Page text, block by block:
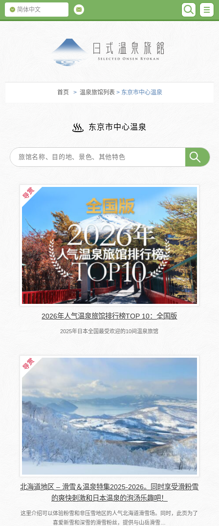
简体中文
首页 > 温泉旅馆列表 > 东京市中心温泉
东京市中心温泉
2026年人气温泉旅馆排行榜TOP 10：全国版
2025年日本全国最受欢迎的10间温泉旅馆
北海道地区 – 滑雪＆温泉特集2025-2026。同时享受滑粉雪
的爽快刺激和日本温泉的泡汤乐趣吧！
这里介绍可以体验粉雪和非压雪地区的人气北海道滑雪场。同时，此页为了
喜爱新雪和深雪的滑雪粉丝，提供与山岳滑雪…